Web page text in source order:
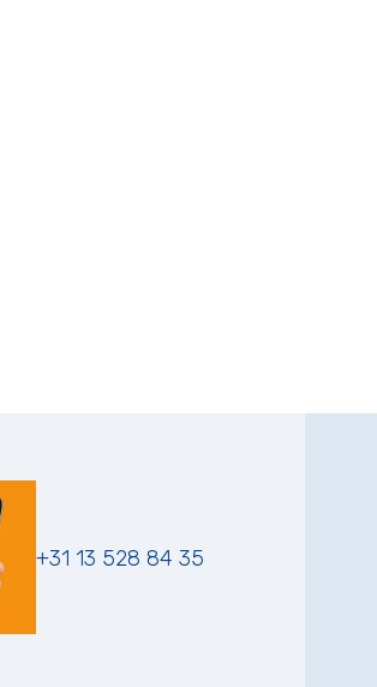
+31 13 528 84 35